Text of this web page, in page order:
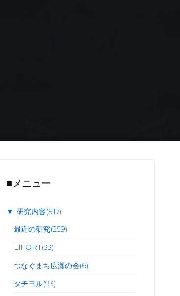
■メニュー
▼ 研究内容(517)
最近の研究(259)
LIFORT(33)
つなぐまち広瀬の会(6)
タチヨル(93)